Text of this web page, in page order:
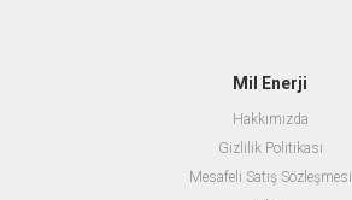
Mil Enerji
Hakkımızda
Gizlilik Politikası
Mesafeli Satış Sözleşmesi